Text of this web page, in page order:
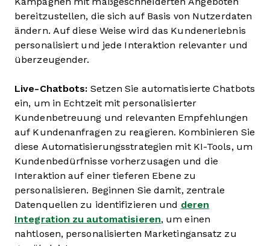
bereitzustellen, die sich auf Basis von Nutzerdaten
ändern. Auf diese Weise wird das Kundenerlebnis
personalisiert und jede Interaktion relevanter und
überzeugender.
Live-Chatbots: Setzen Sie automatisierte Chatbots
ein, um in Echtzeit mit personalisierter
Kundenbetreuung und relevanten Empfehlungen
auf Kundenanfragen zu reagieren. Kombinieren Sie
diese Automatisierungsstrategien mit KI-Tools, um
Kundenbedürfnisse vorherzusagen und die
Interaktion auf einer tieferen Ebene zu
personalisieren. Beginnen Sie damit, zentrale
Datenquellen zu identifizieren und deren
Integration zu automatisieren, um einen
nahtlosen, personalisierten Marketingansatz zu